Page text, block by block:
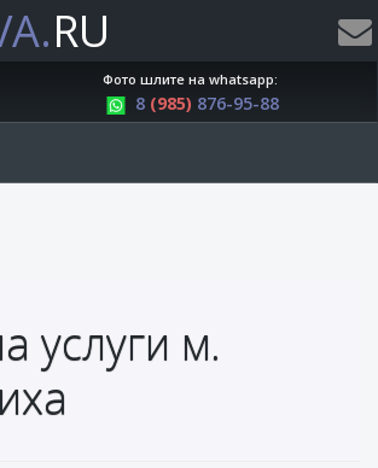
RU
Фото шлите на whatsapp:
8 (985) 876-95-88
услуги м.